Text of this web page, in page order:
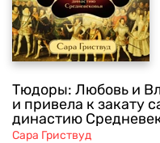
Тюдоры: Любовь и
и привела к закату
династию
Сара Гриствуд